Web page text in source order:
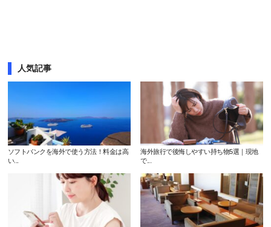
人気記事
ソフトバンクを海外で使う方法！料金は高
い...
海外旅行で後悔しやすい持ち物5選｜現地
で...